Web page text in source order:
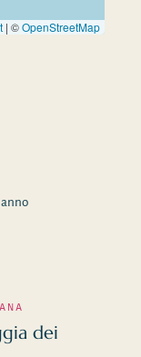
| ©OpenStreetMap
dei